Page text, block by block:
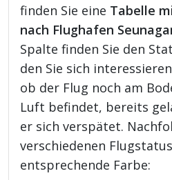
finden Sie eine Tabelle
nach Flughafen
Spalte finden Sie den
den Sie sich
ob der Flug noch am
Luft befindet, bereits
er sich verspätet.
verschiedenen
entsprechende Farbe: